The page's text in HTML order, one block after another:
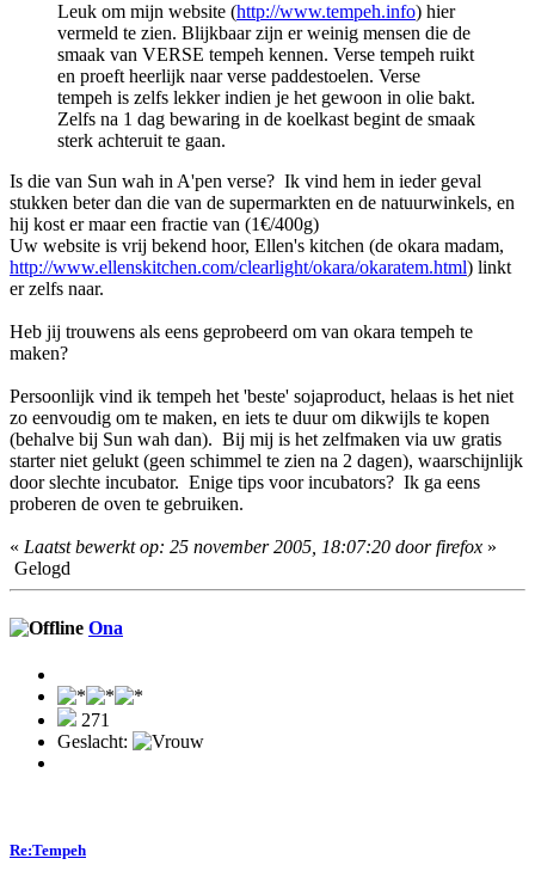
Leuk om mijn website (http://www.tempeh.info) hier
vermeld te zien. Blijkbaar zijn er weinig mensen die de
smaak van VERSE tempeh kennen. Verse tempeh ruikt
en proeft heerlijk naar verse paddestoelen. Verse
tempeh is zelfs lekker indien je het gewoon in olie bakt.
Zelfs na 1 dag bewaring in de koelkast begint de smaak
sterk achteruit te gaan.
Is die van Sun wah in A'pen verse? Ik vind hem in ieder geval
stukken beter dan die van de supermarkten en de natuurwinkels, en
hij kost er maar een fractie van (1€/400g)
Uw website is vrij bekend hoor, Ellen's kitchen (de okara madam,
http://www.ellenskitchen.com/clearlight/okara/okaratem.html) linkt
er zelfs naar.
Heb jij trouwens als eens geprobeerd om van okara tempeh te
maken?
Persoonlijk vind ik tempeh het 'beste' sojaproduct, helaas is het niet
zo eenvoudig om te maken, en iets te duur om dikwijls te kopen
(behalve bij Sun wah dan). Bij mij is het zelfmaken via uw gratis
starter niet gelukt (geen schimmel te zien na 2 dagen), waarschijnlijk
door slechte incubator. Enige tips voor incubators? Ik ga eens
proberen de oven te gebruiken.
« Laatst bewerkt op: 25 november 2005, 18:07:20 door firefox »
Gelogd
Ona
271
Geslacht:
Re:Tempeh